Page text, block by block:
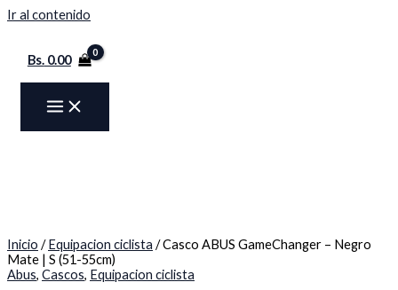
Ir al contenido
Bs.0.00
Inicio /Equipacion ciclista / Casco ABUS GameChanger – Negro
Mate | S (51-55cm)
Abus, Cascos, Equipacion ciclista